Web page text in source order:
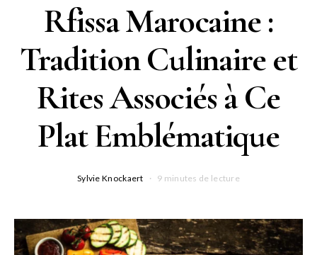
Rfissa Marocaine :
Tradition Culinaire et
Rites Associés à Ce
Plat Emblématique
Sylvie Knockaert 9 minutes de lecture